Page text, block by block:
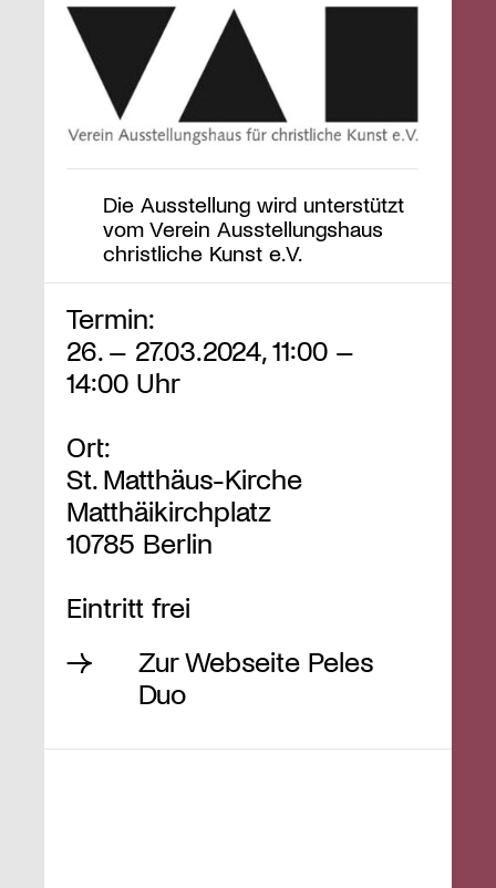
Die Ausstellung wird unterstützt
vom Verein Ausstellungshaus
christliche Kunst e.V.
Termin:
26. – 27.03.2024, 11:00 –
14:00 Uhr
Ort:
St. Matthäus-Kirche
Matthäikirchplatz
10785 Berlin
Eintritt frei
Zur Webseite Peles
Duo